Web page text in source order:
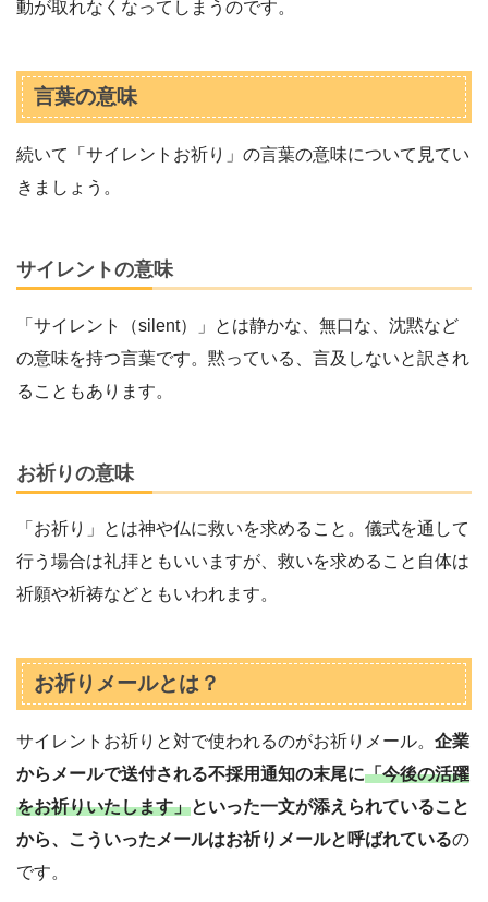
動が取れなくなってしまうのです。
言葉の意味
続いて「サイレントお祈り」の言葉の意味について見てい
きましょう。
サイレントの意味
「サイレント（silent）」とは静かな、無口な、沈黙など
の意味を持つ言葉です。黙っている、言及しないと訳され
ることもあります。
お祈りの意味
「お祈り」とは神や仏に救いを求めること。儀式を通して
行う場合は礼拝ともいいますが、救いを求めること自体は
祈願や祈祷などともいわれます。
お祈りメールとは？
サイレントお祈りと対で使われるのがお祈りメール。 企業
からメールで送付される不採用通知の末尾に「今後の活躍
をお祈りいたします」といった一文が添えられていること
から、こういったメールはお祈りメールと呼ばれているの
です。